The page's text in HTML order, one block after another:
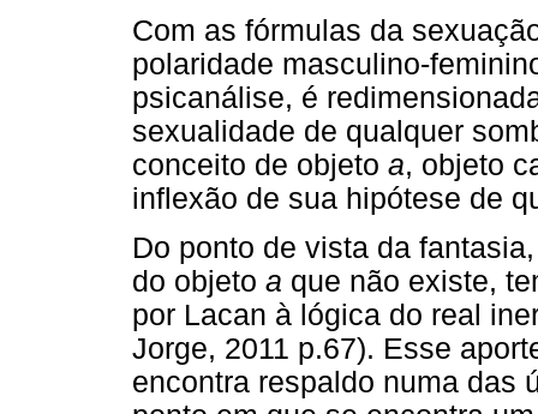
Com as fórmulas da
polaridade masculino-
psicanálise, é
sexualidade de qualquer
conceito de objeto a, objeto
inflexão de sua hipótese de
Do ponto de vista da
do objeto a que não existe,
por Lacan à lógica do real
Jorge, 2011 p.67). Esse
encontra respaldo numa das